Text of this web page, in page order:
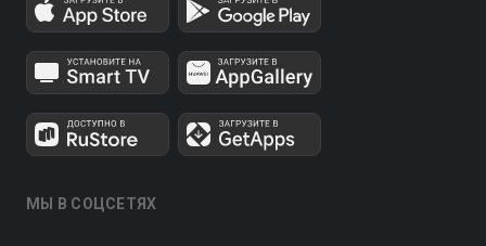
МЫ В СОЦСЕТЯХ